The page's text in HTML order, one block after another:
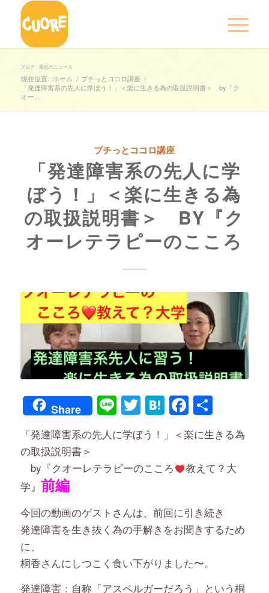
ブログ - 最近のニュース
現在位置: ホーム / プチっとココロ講座 /
「発達障害系の先人に学ぼう！」＜楽に生きる為の取扱説明書＞ by『ク
オー...
プチっとココロ講座
「発達障害系の先人に学
ぼう！」＜楽に生きる為
の取扱説明書＞ BY『ク
オーレテラピーのこころ
Share LineTwitter
Hatena共
有
「発達障害系の先人に学ぼう！」＜楽に生きる為
の取扱説明書＞
by『クオーレテラピーのこころ
教えて？大
学』 前編
今回の動画のゲストさんは、前回に引き続き
発達障害を生き抜く為の手解きをお聞きするため
に、
桐香さんにしつこく食い下がりました〜。
発達障害：自称「アスペルガーだろう」という桐